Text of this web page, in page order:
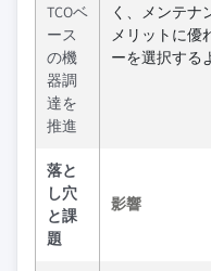
TCOベ
ース
の機
器調
達を
推進
く、メンテナ
メリットに優
ーを選択する
落と
し穴
と課
題
影響